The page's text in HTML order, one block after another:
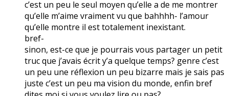
c’est un peu le seul moyen qu’elle a de me montrer
qu’elle m’aime vraiment vu que bahhhh- l’amour
qu’elle montre il est totalement inexistant.
bref-
sinon, est-ce que je pourrais vous partager un petit
truc que j’avais écrit y’a quelque temps? genre c’est
un peu une réflexion un peu bizarre mais je sais pas
juste c’est un peu ma vision du monde, enfin bref